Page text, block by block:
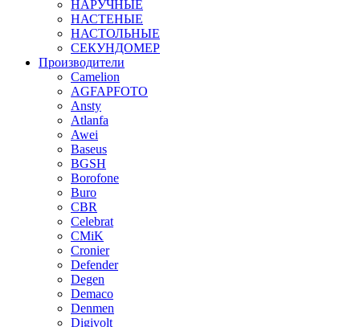
НАРУЧНЫЕ
НАСТЕНЫЕ
НАСТОЛЬНЫЕ
СЕКУНДОМЕР
Производители
Camelion
AGFAPFOTO
Ansty
Atlanfa
Awei
Baseus
BGSH
Borofone
Buro
CBR
Celebrat
CMiK
Cronier
Defender
Degen
Demaco
Denmen
Digivolt